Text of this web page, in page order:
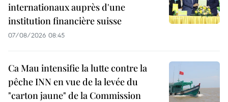
internationaux auprès d'une
institution financière suisse
07/08/2026 08:45
Ca Mau intensifie la lutte contre la
pêche INN en vue de la levée du
"carton jaune" de la Commission